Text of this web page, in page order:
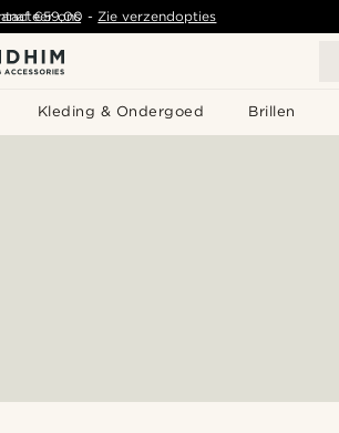
Kleding & Ondergoed Brillen
€59,00 -Zie verzendopties
ons